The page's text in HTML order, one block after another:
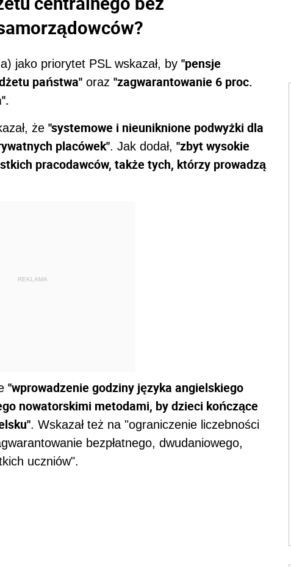
jako priorytet PSL wskazał, by "pensje
państwa" oraz "zagwarantowanie 6 proc.
że "systemowe i nieuniknione podwyżki dla
placówek". Jak dodał, "zbyt wysokie
pracodawców, także tych, którzy prowadzą
REKLAMA
"wprowadzenie godziny języka angielskiego
nowatorskimi metodami, by dzieci kończące
. Wskazał też na "ograniczenie liczebności
bezpłatnego, dwudaniowego,
uczniów".